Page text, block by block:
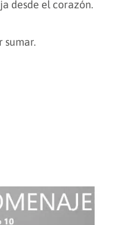
desde el corazón.
sumar.